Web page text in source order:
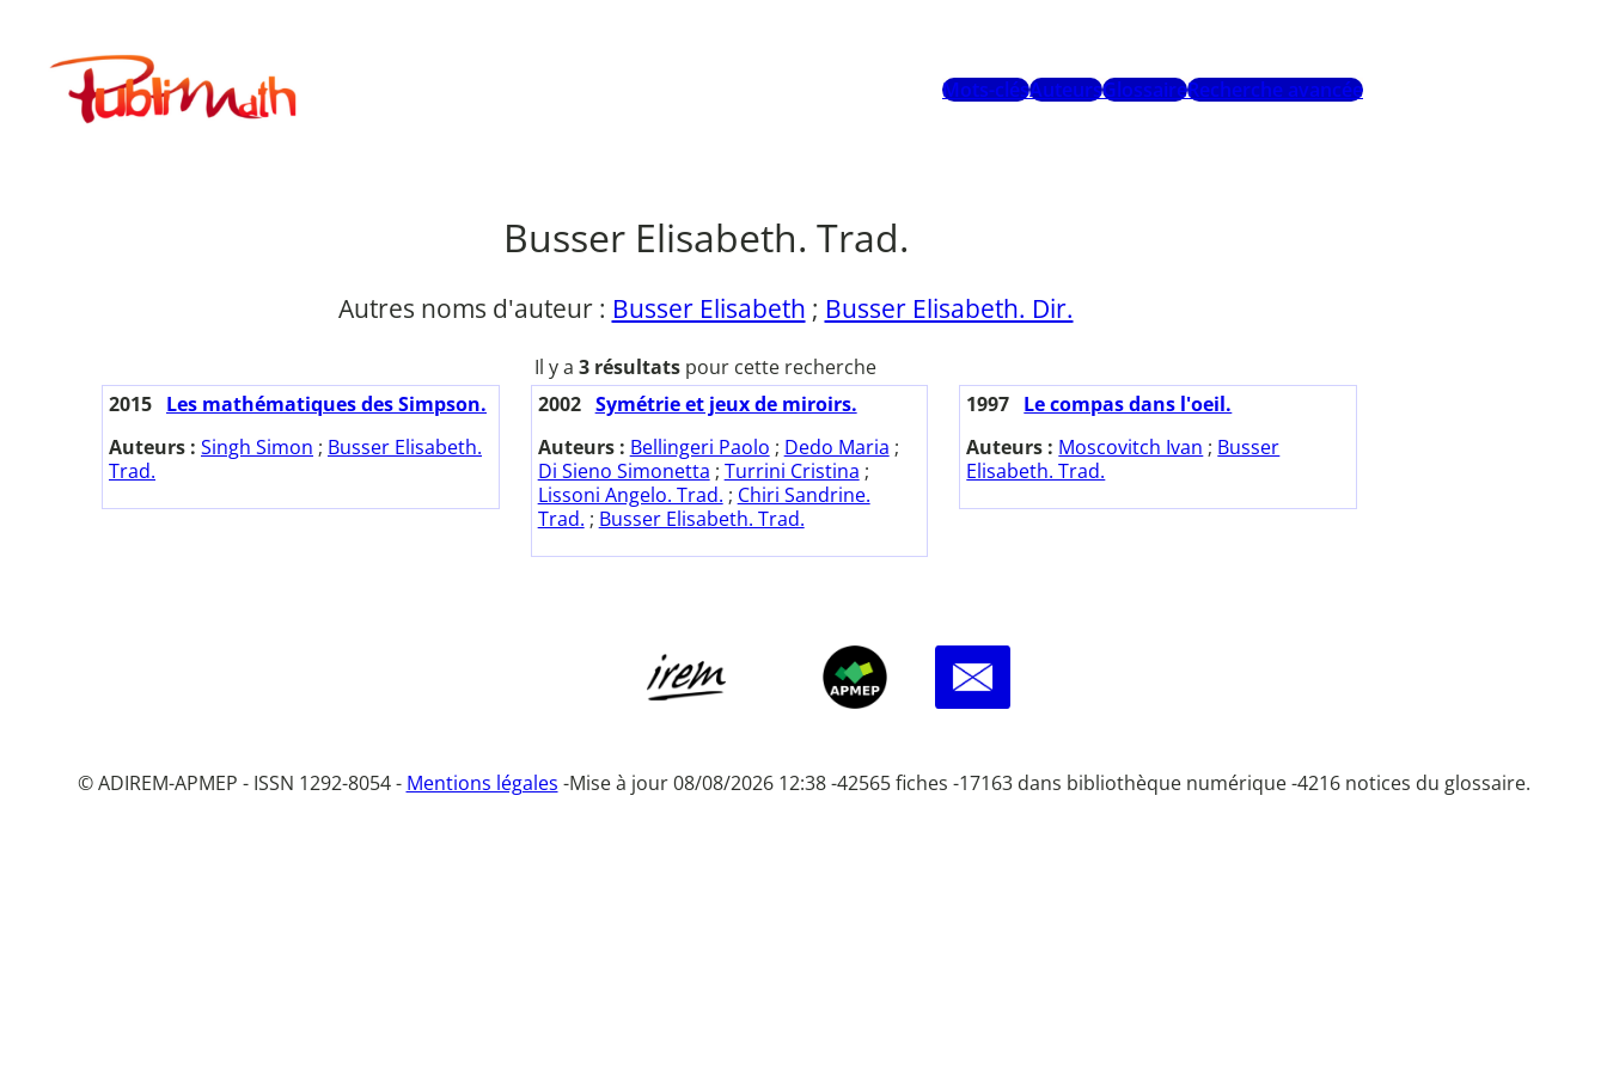
contenuPublimath
Mots-clésAuteursGlossaireRecherche avancée
Busser Elisabeth. Trad.
Autres noms d'auteur : Busser Elisabeth ; Busser Elisabeth. Dir.
Il y a 3 résultats pour cette recherche
2015 Les mathématiques des Simpson.
Auteurs : Singh Simon ; Busser Elisabeth.
Trad.
2002 Symétrie et jeux de miroirs.
Auteurs : Bellingeri Paolo ; Dedo Maria ;
Di Sieno Simonetta ; Turrini Cristina ;
Lissoni Angelo. Trad. ; Chiri Sandrine.
Trad. ; Busser Elisabeth. Trad.
1997 Le compas dans l'oeil.
Auteurs : Moscovitch Ivan ; Busser
Elisabeth. Trad.
© ADIREM-APMEP - ISSN 1292-8054 - Mentions légales -Mise à jour 08/08/2026 12:38 -42565 fiches -17163 dans bibliothèque numérique -4216 notices du glossaire.